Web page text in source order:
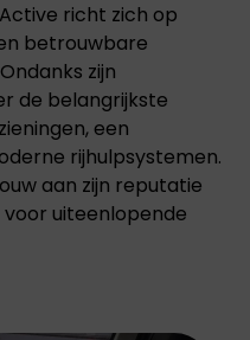
richt zich op
betrouwbare
zijn
de belangrijkste
een
rijhulpsystemen.
aan zijn reputatie
voor uiteenlopende